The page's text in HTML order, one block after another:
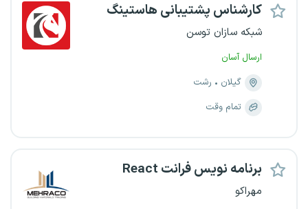
کارشناس پشتیبانی هاستینگ
شبکه سازان توسن
ارسال آسان
گیلان
رشت
تمام وقت
برنامه نویس فرانت React
مهراکو